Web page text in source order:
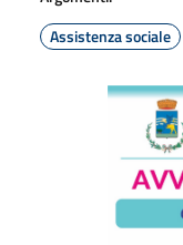
Assistenza sociale